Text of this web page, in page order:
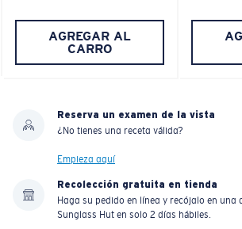
AGREGAR AL
CARRO
Reserva un examen de la vista
¿No tienes una receta válida?
Empieza aquí
Recolección gratuita en tienda
Haga su pedido en línea y recójalo en una
Sunglass Hut en solo 2 días hábiles.